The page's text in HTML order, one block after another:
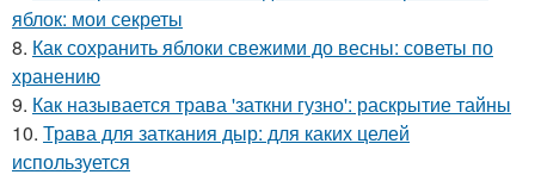
яблок: мои секреты
8. Как сохранить яблоки свежими до весны: советы по
хранению
9. Как называется трава 'заткни гузно': раскрытие тайны
10. Трава для заткания дыр: для каких целей
используется